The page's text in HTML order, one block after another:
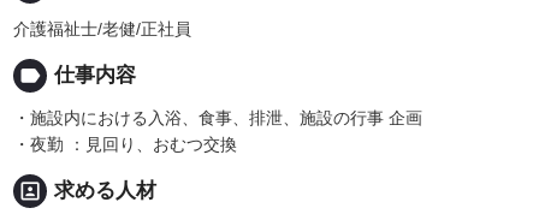
介護福祉士/老健/正社員
label 仕事内容
・施設内における入浴、食事、排泄、施設の行事 企画
・夜勤 ：見回り、おむつ交換
portrait 求める人材